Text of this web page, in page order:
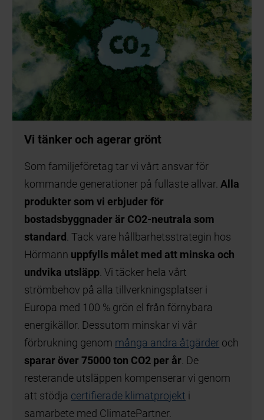
Vi tänker och agerar grönt
Som familjeföretag tar vi vårt ansvar för
kommande generationer på fullaste allvar.Alla
produkter som vi erbjuder för
bostadsbyggnader är CO2-neutrala som
standard . Tack vare hållbarhetsstrategin hos
Hörmann uppfylls målet med att minska och
undvika utsläpp . Vi täcker hela vårt
strömbehov på alla tillverkningsplatser i
Europa med 100 % grön el från förnybara
energikällor. Dessutom minskar vi vår
förbrukning genom många andra åtgärder och
sparar över 75000 ton CO2 per år . De
resterande utsläppen kompenserar vi genom
att stödja certifierade klimatprojekt i
samarbete med ClimatePartner.